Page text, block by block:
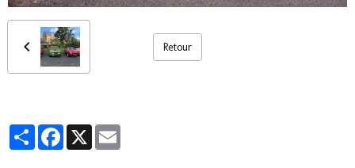
Retour
PartagerFacebook
X